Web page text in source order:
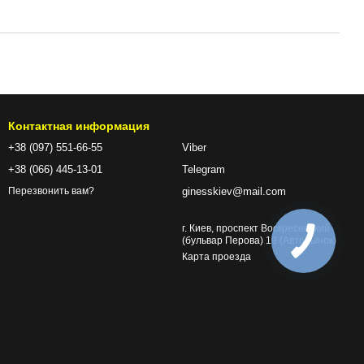
Контактная информация
+38 (097) 551-66-55
+38 (066) 445-13-01
Перезвонить вам?
Viber
Telegram
ginesskiev@mail.com
г. Киев, проспект Воскресенский
(бульвар Перова) 19 (Авторынок)
Карта проезда